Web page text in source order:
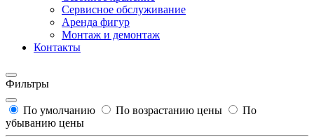
Сервисное обслуживание
Аренда фигур
Монтаж и демонтаж
Контакты
Фильтры
По умолчанию По возрастанию цены
По
убыванию цены